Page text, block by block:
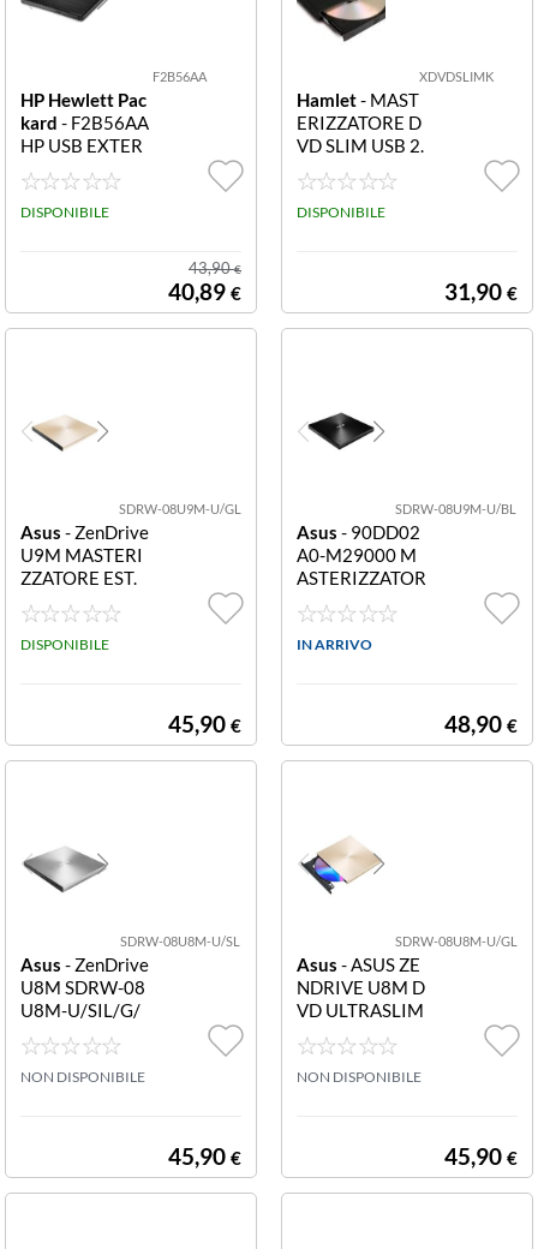
F2B56AA
HP Hewlett Pac
kard - F2B56AA
HP USB EXTER
NAL DVDRW D
RIVE HP - Unit d
isco - DVD-RW -
ook Create G7,
DISPONIBILE
43,90€
40,89 €
XDVDSLIMK
Hamlet- MAST
ERIZZATORE D
VD SLIM USB 2.
0 8.5GB DUAL L
AYER *
DISPONIBILE
31,90 €
SDRW-08U9M-U/GL
Asus - ZenDrive
U9M MASTERI
ZZATORE EST.
GOLD TYPE C 9
0DD02A5-M29
000 MASTERIZ
DISPONIBILE
45,90 €
SDRW-08U9M-U/BL
Asus - 90DD02
A0-M29000 M
ASTERIZZATOR
E DVD SLIM ES
TERNO 8X BLA
CK
IN ARRIVO
48,90 €
SDRW-08U8M-U/SL
Asus - ZenDrive
U8M SDRW-08
U8M-U/SIL/G/
AS/P2G 90DD0
292-M29000 S
DRW-08U8M-
NON DISPONIBILE
45,90 €
SDRW-08U8M-U/GL
Asus - ASUS ZE
NDRIVE U8M D
VD ULTRASLIM
SDRW-08U8M-
U/GOLD/G/AS/
P2G 90DD0295
NON DISPONIBILE
45,90 €